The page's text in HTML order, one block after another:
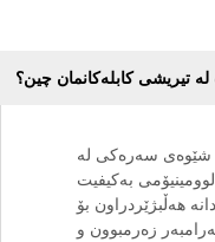
تیریشی کابلەکانمان چین؟
شێوەی سەرەکی لە
بەکیفیت
هەڵبژێردراون بۆ
زەرمبوون و